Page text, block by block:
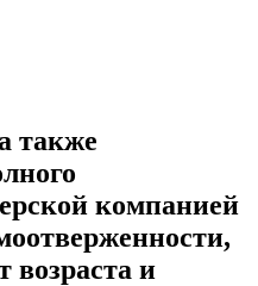
также
компанией
возраста и